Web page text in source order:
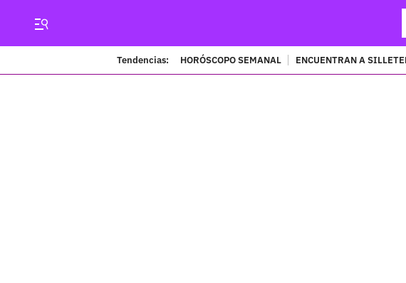
Tendencias: HORÓSCOPO SEMANAL ENCUENTRAN A